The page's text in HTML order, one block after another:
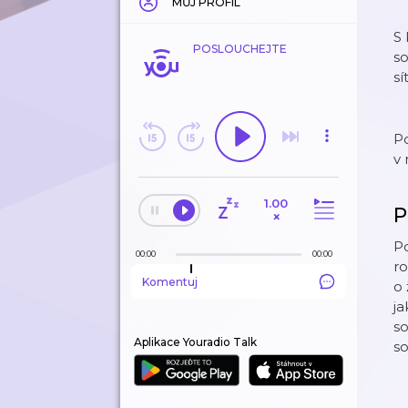
POSLOUCHEJTE
1.00
×
00:00 00:00
Komentuj
Aplikace Youradio Talk
S
v
o